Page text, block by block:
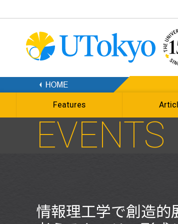
Features
EVENTS
情報理工学で創造